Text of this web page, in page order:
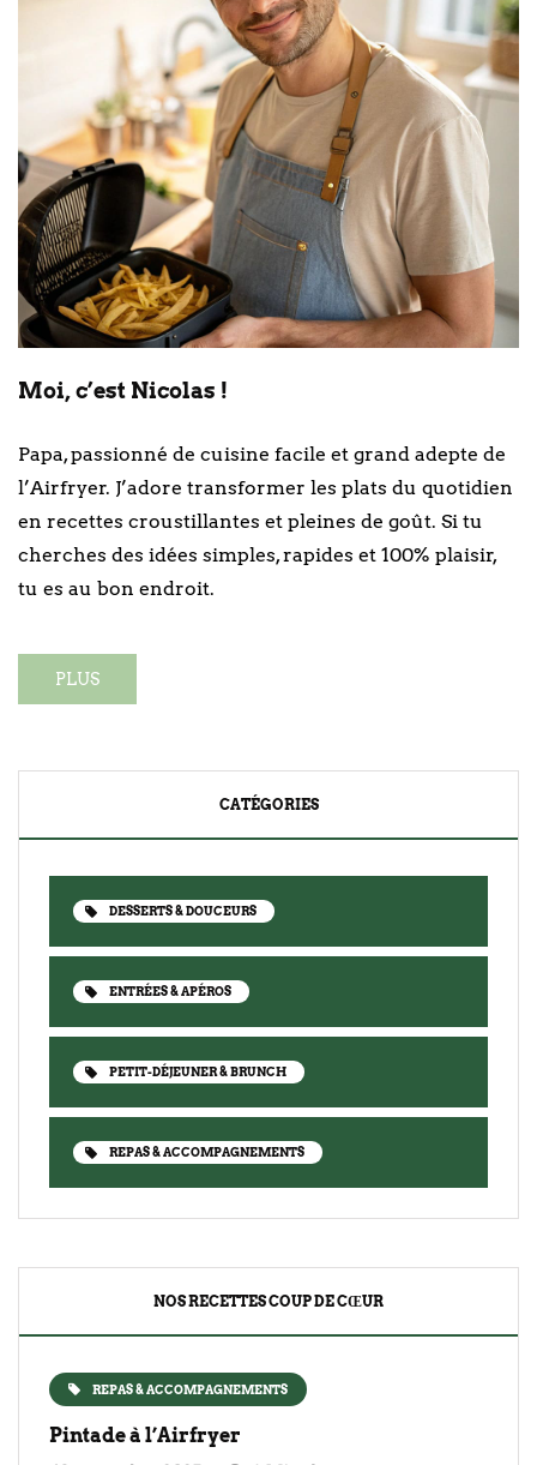
Moi, c’est Nicolas !
Papa, passionné de cuisine facile et grand adepte de
l’Airfryer. J’adore transformer les plats du quotidien
en recettes croustillantes et pleines de goût. Si tu
cherches des idées simples, rapides et 100% plaisir,
tu es au bon endroit.
PLUS
CATÉGORIES
DESSERTS & DOUCEURS
ENTRÉES & APÉROS
PETIT-DÉJEUNER & BRUNCH
REPAS & ACCOMPAGNEMENTS
NOS RECETTES COUP DE CŒUR
REPAS & ACCOMPAGNEMENTS
Pintade à l’Airfryer